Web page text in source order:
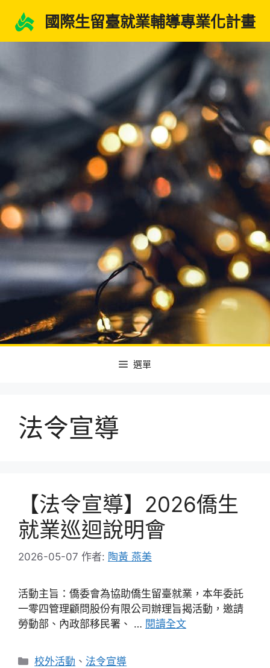
內
國際生留臺就業輔導專業化計畫
選單
法令宣導
【法令宣導】2026僑生
就業巡迴說明會
2026-05-07 作者: 陶黃 燕美
活動主旨：僑委會為協助僑生留臺就業，本年委託
一零四管理顧問股份有限公司辦理旨揭活動，邀請
勞動部、內政部移民署、 … 閱讀全文
分
校外活動 、 法令宣導